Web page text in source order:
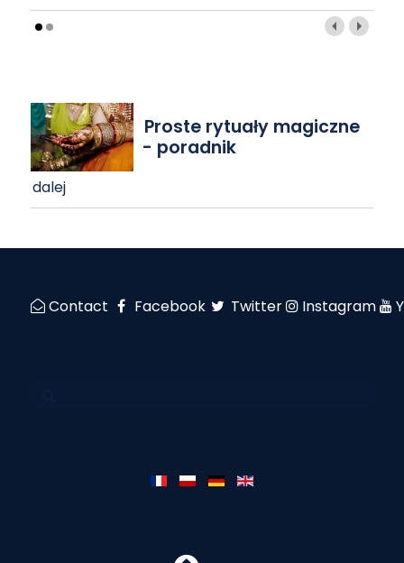
Proste rytuały magiczne
- poradnik
dalej
Contact Facebook Twitter Instagram